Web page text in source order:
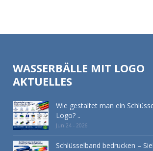
WASSERBÄLLE MIT LOGO
AKTUELLES
Wie gestaltet man ein
Logo? ..
Jun 24 - 2026
Schlüsselband bedrucken –